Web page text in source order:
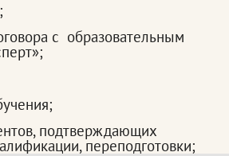
с образовательным
подтверждающих
переподготовки;